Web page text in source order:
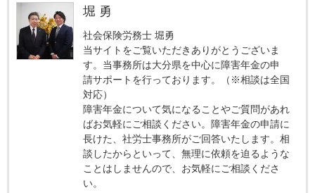
堀 勇
社会保険労務士 堀勇
当サイトをご覧いただきありがとうございま
す。当事務所は大分県を中心に障害年金の申
請サポートを行っております。（※相談は全国
対応）
障害年金について気になることやご質問があれ
ばお気軽にご相談ください。障害年金の申請に
長けた、社労士事務所がご回答いたします。相
談したからといって、無理に依頼を迫るような
ことはしませんので、お気軽にご相談くださ
い。